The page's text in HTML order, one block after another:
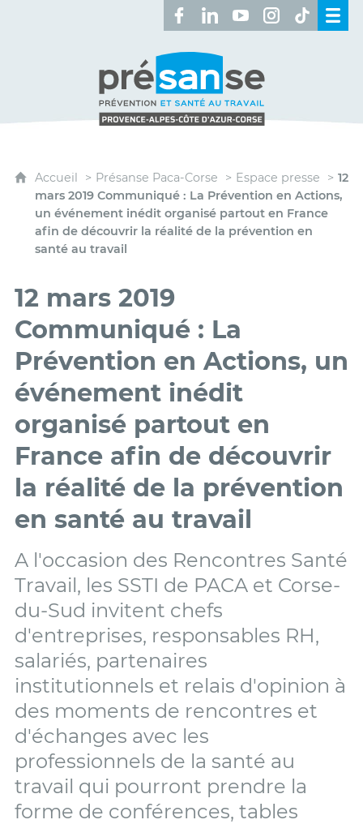
Retrouvez-nous sur Facebook
Retrouvez-nous sur
Retrouvez-nous sur
Retrouvez-
Accueil Présanse Paca-Corse Espace presse
12
mars 2019 Communiqué : La Prévention en Actions,
un événement inédit organisé partout en France
afin de découvrir la réalité de la prévention en
santé au travail
12 mars 2019
Communiqué : La
Prévention en Actions, un
événement inédit
organisé partout en
France afin de découvrir
la réalité de la prévention
en santé au travail
A l'occasion des Rencontres Santé
Travail, les SSTI de PACA et Corse-
du-Sud invitent chefs
d'entreprises, responsables RH,
salariés, partenaires
institutionnels et relais d'opinion à
des moments de rencontres et
d'échanges avec les
professionnels de la santé au
travail qui pourront prendre la
forme de conférences, tables